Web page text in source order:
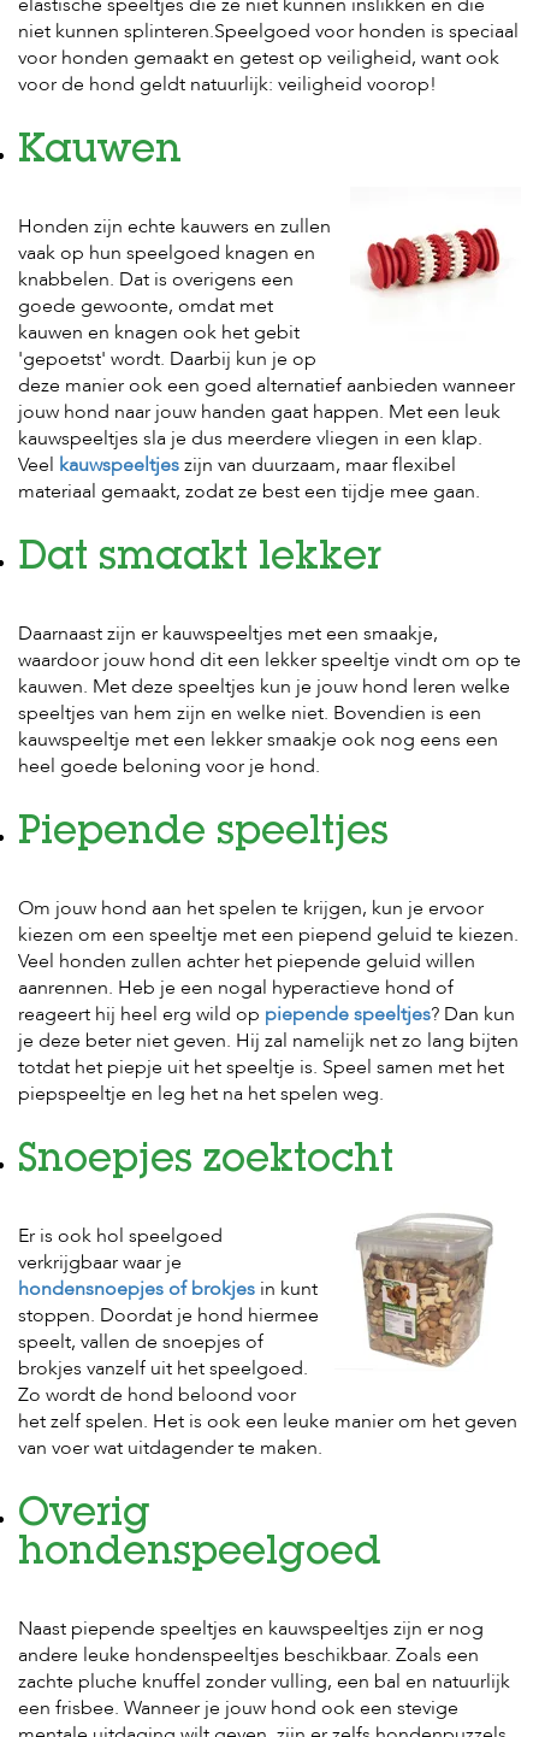
n
K
a
t
e
n
K
n
a
a
g
d
i
e
r
e
n
V
o
e
l
V
i
s
s
e
n
o
e
e
r
i
j
B
l
o
g
i
n
l
s
W
e
b
s
h
o
p
l
a
n
t
s
e
r
v
i
niet kunnen splinteren.Speelgoed voor honden is speciaal
voor honden gemaakt en getest op veiligheid, want ook
voor de hond geldt natuurlijk: veiligheid voorop!
Kauwen
Honden zijn echte kauwers en zullen
vaak op hun speelgoed knagen en
knabbelen. Dat is overigens een
goede gewoonte, omdat met
kauwen en knagen ook het gebit
'gepoetst' wordt. Daarbij kun je op
deze manier ook een goed alternatief aanbieden wanneer
jouw hond naar jouw handen gaat happen. Met een leuk
kauwspeeltjes sla je dus meerdere vliegen in een klap.
Veel kauwspeeltjeszijn van duurzaam, maar flexibel
materiaal gemaakt, zodat ze best een tijdje mee gaan.
Dat smaakt lekker
Daarnaast zijn er kauwspeeltjes met een smaakje,
waardoor jouw hond dit een lekker speeltje vindt om op te
kauwen. Met deze speeltjes kun je jouw hond leren welke
speeltjes van hem zijn en welke niet. Bovendien is een
kauwspeeltje met een lekker smaakje ook nog eens een
heel goede beloning voor je hond.
Piepende speeltjes
Om jouw hond aan het spelen te krijgen, kun je ervoor
kiezen om een speeltje met een piepend geluid te kiezen.
Veel honden zullen achter het piepende geluid willen
aanrennen. Heb je een nogal hyperactieve hond of
reageert hij heel erg wild op piepende speeltjes? Dan kun
je deze beter niet geven. Hij zal namelijk net zo lang bijten
totdat het piepje uit het speeltje is. Speel samen met het
piepspeeltje en leg het na het spelen weg.
Snoepjes zoektocht
Er is ook hol speelgoed
verkrijgbaar waar je
hondensnoepjes of brokjes in kunt
stoppen. Doordat je hond hiermee
speelt, vallen de snoepjes of
brokjes vanzelf uit het speelgoed.
Zo wordt de hond beloond voor
het zelf spelen. Het is ook een leuke manier om het geven
van voer wat uitdagender te maken.
Overig
hondenspeelgoed
Naast piepende speeltjes en kauwspeeltjes zijn er nog
andere leuke hondenspeeltjes beschikbaar. Zoals een
zachte pluche knuffel zonder vulling, een bal en natuurlijk
een frisbee. Wanneer je jouw hond ook een stevige